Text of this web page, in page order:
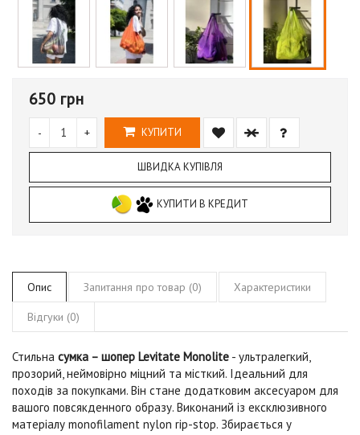
650 грн
- + КУПИТИ
ШВИДКА КУПІВЛЯ
КУПИТИ В КРЕДИТ
Опис Запитання про товар (0) Характеристики
Відгуки (0)
Стильна сумка – шопер Levitate Monolite - ультралегкий,
прозорий, неймовірно міцний та місткий. Ідеальний для
походів за покупками. Він стане додатковим аксесуаром для
вашого повсякденного образу. Виконаний із ексклюзивного
матеріалу monofilament nylon rip-stop. Збирається у